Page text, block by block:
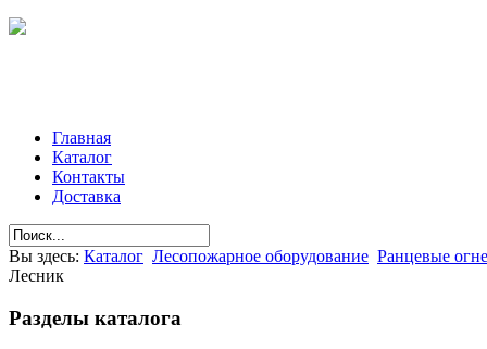
Главная
Каталог
Контакты
Доставка
Вы здесь: Каталог Лесопожарное оборудование Ранцевые
Лесник
Разделы каталога